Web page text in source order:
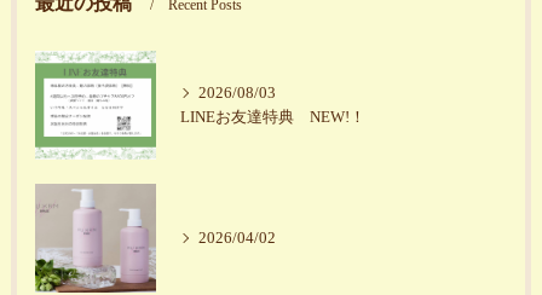
Recent Posts
2026/08/03
LINEお友達特典 NEW!！
2026/04/02